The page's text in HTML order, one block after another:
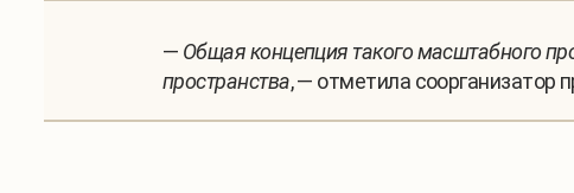
— Общая концепция такого масштабного
пространства, — отметила соорганизатор